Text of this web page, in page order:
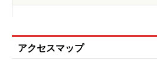
アクセスマップ